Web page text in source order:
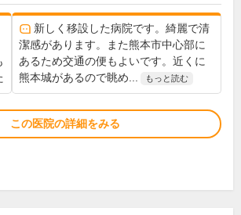
新しく移設した病院です。綺麗で清
潔感があります。また熊本市中心部に
あるため交通の便もよいです。近くに
熊本城があるので眺め...
もっと読む
この医院の詳細をみる